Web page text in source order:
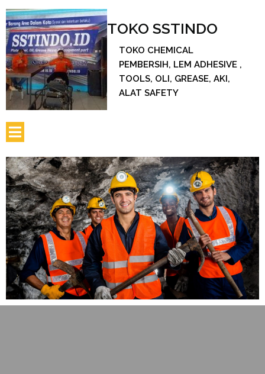
TOKO SSTINDO
TOKO CHEMICAL
PEMBERSIH, LEM ADHESIVE ,
TOOLS, OLI, GREASE, AKI,
ALAT SAFETY